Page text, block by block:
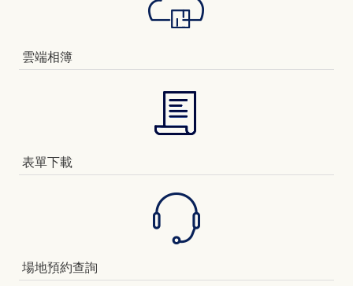
雲端相簿
表單下載
場地預約查詢